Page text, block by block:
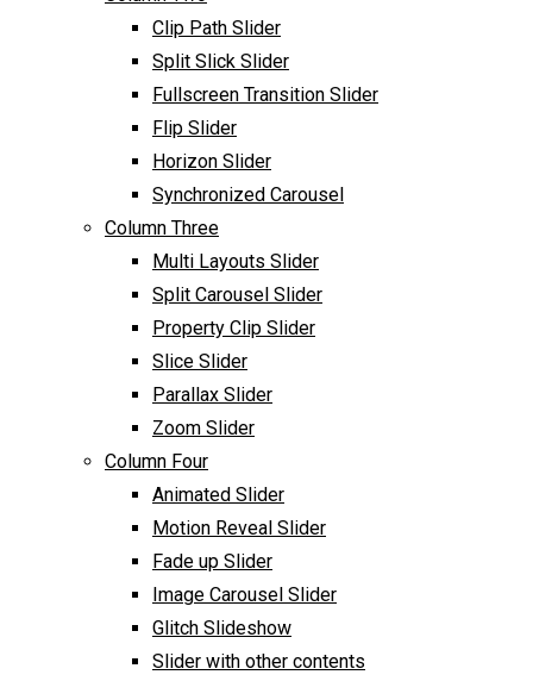
Clip Path Slider
Split Slick Slider
Fullscreen Transition Slider
Flip Slider
Horizon Slider
Synchronized Carousel
Column Three
Multi Layouts Slider
Split Carousel Slider
Property Clip Slider
Slice Slider
Parallax Slider
Zoom Slider
Column Four
Animated Slider
Motion Reveal Slider
Fade up Slider
Image Carousel Slider
Glitch Slideshow
Slider with other contents